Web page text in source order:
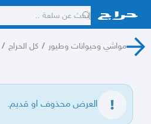
مواشي وحيوانات وطيور / كل الحراج /
العرض محذوف او قديم.